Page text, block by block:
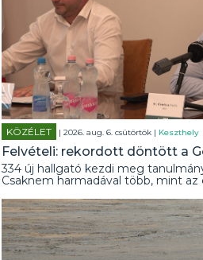
KÖZÉLET | 2026. aug. 6. csütörtök | Keszthely
Felvételi: rekordott döntött a
334 új hallgató kezdi meg
Csaknem harmadával több, mint az